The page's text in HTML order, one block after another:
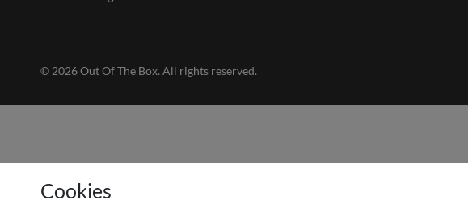
© 2026 Out Of The Box. All rights reserved.
Cookies